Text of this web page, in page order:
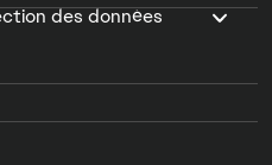
des données